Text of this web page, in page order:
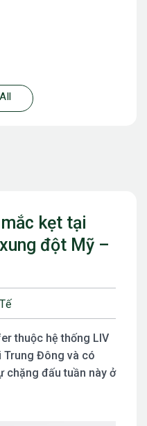
kẹt tại
đột Mỹ –
thuộc hệ thống LIV
Trung Đông và có
chặng đấu tuần này ở